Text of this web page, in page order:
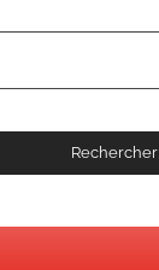
Rechercher